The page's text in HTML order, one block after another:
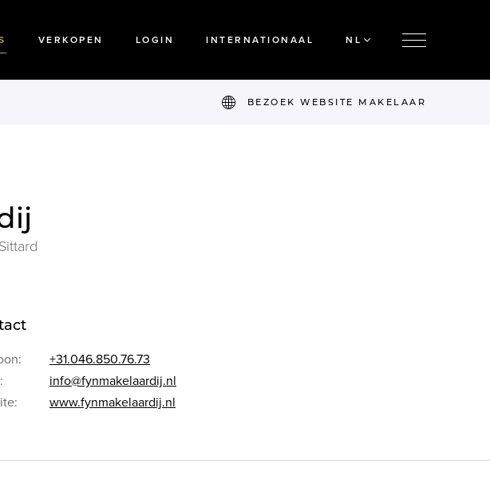
VERKOPEN LOGIN INTERNATIONAAL NL
BEZOEK WEBSITE MAKELAAR
+31.046.850.76.73
info@fynmakelaardij.nl
www.fynmakelaardij.nl